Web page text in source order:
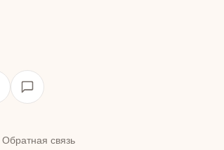
Обратная связь